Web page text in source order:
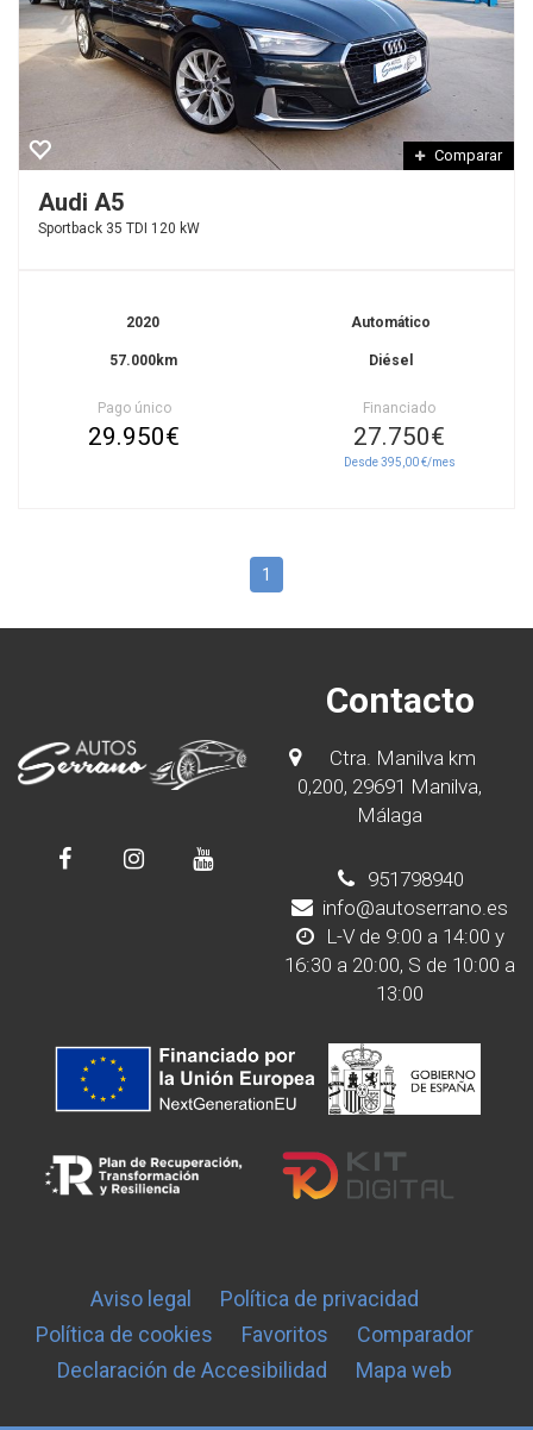
Comparar
Audi A5
Sportback 35 TDI 120 kW
2020
57.000km
Automático
Diésel
Pago único
29.950€
Financiado
27.750€
Desde 395,00 €/mes
1
Contacto
Ctra. Manilva km
0,200, 29691 Manilva,
Málaga
951798940
info@autoserrano.es
L-V de 9:00 a 14:00 y
16:30 a 20:00, S de 10:00 a
13:00
Aviso legal
Política de privacidad
Política de cookies
Favoritos
Comparador
Declaración de Accesibilidad
Mapa web